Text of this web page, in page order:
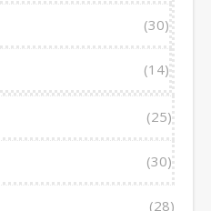
(30)
(14)
(25)
(30)
(28)